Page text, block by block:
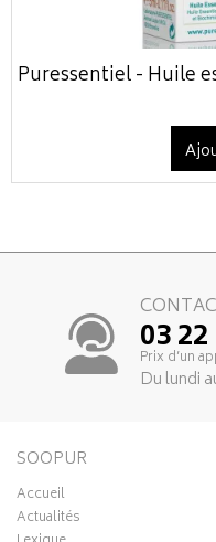
Puressentiel - Huile
03
Prix d’un
Du lundi
SOOPUR
Accueil
Actualités